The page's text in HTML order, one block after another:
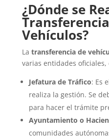
¿Dónde se
Vehículos?
La transferencia de
varias entidades oficiales,
Jefatura de Tráfico: Es
realiza la gestión. Se
para hacer el trámite
Ayuntamiento o
comunidades